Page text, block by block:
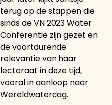
terug op de stappen die
sinds de VN 2023 Water
Conferentie zijn gezet en
de voortdurende
relevantie van haar
lectoraat in deze tijd,
vooral in aanloop naar
Wereldwaterdag.